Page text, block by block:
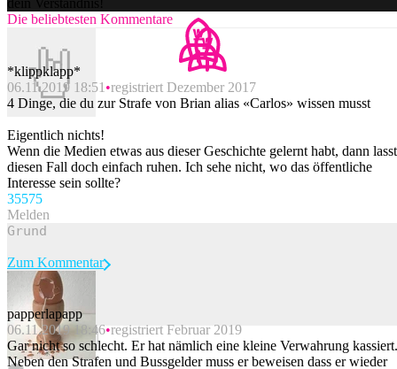
Die beliebtesten Kommentare
*klippklapp*
06.11.2019 18:51 registriert Dezember 2017
4 Dinge, die du zur Strafe von Brian alias «Carlos» wissen musst
Eigentlich nichts!
Wenn die Medien etwas aus dieser Geschichte gelernt habt, dann lasst
diesen Fall doch einfach ruhen. Ich sehe nicht, wo das öffentliche
Interesse sein sollte?
35575
Melden
Beitrag melden
Zum Kommentar
papperlapapp
06.11.2019 18:46 registriert Februar 2019
Gar nicht so schlecht. Er hat nämlich eine kleine Verwahrung kassiert.
Neben den Strafen und Bussgelder muss er beweisen dass er wieder